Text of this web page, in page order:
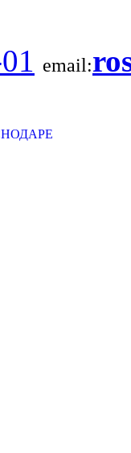
email: